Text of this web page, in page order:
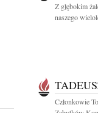
Z głębokim
naszego
Członkowie